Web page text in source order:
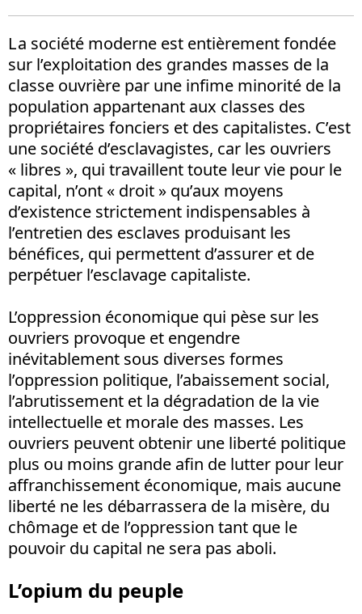
L a société moderne est entièrement fondée
sur l’exploitation des grandes masses de la
classe ouvrière par une infime minorité de la
population appartenant aux classes des
propriétaires fonciers et des capitalistes. C’est
une société d’esclavagistes, car les ouvriers
« libres », qui travaillent toute leur vie pour le
capital, n’ont « droit » qu’aux moyens
d’existence strictement indispensables à
l’entretien des esclaves produisant les
bénéfices, qui permettent d’assurer et de
perpétuer l’esclavage capitaliste.
L’oppression économique qui pèse sur les
ouvriers provoque et engendre
inévitablement sous diverses formes
l’oppression politique, l’abaissement social,
l’abrutissement et la dégradation de la vie
intellectuelle et morale des masses. Les
ouvriers peuvent obtenir une liberté politique
plus ou moins grande afin de lutter pour leur
affranchissement économique, mais aucune
liberté ne les débarrassera de la misère, du
chômage et de l’oppression tant que le
pouvoir du capital ne sera pas aboli.
L’opium du peuple